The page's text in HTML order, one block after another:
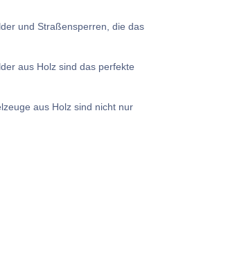
und Straßensperren, die das
aus Holz sind das perfekte
aus Holz sind nicht nur